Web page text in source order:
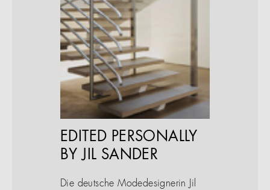
EDITED PERSONALLY
BY JIL SANDER
Die deutsche Modedesignerin Jil